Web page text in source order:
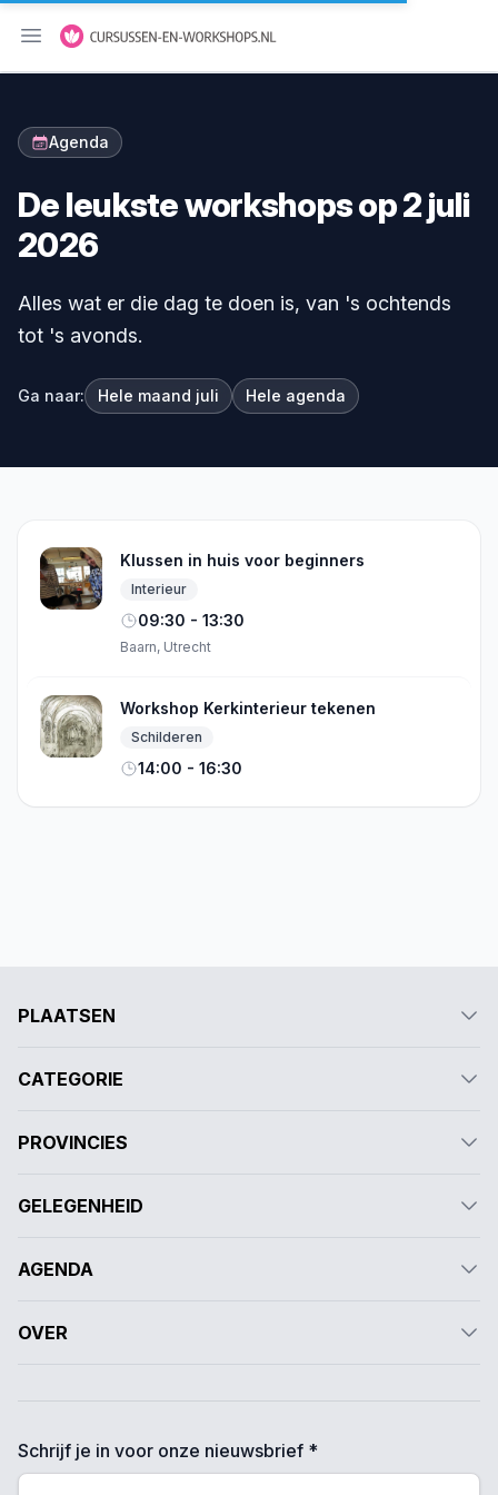
Menu openen
Agenda
De leukste workshops op 2 juli
2026
Alles wat er die dag te doen is, van 's ochtends
tot 's avonds.
Ga naar: Hele maand juli Hele agenda
Klussen in huis voor beginners
Interieur
09:30 - 13:30
Baarn, Utrecht
Workshop Kerkinterieur tekenen
Schilderen
14:00 - 16:30
PLAATSEN
CATEGORIE
PROVINCIES
GELEGENHEID
AGENDA
OVER
Schrijf je in voor onze nieuwsbrief *